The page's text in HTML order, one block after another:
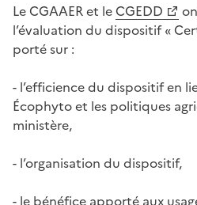
Le CGAAER et le CGEDD
l’évaluation du dispositif «
porté sur :
- l’efficience du dispositif en
Écophyto et les politiques
ministère,
- l’organisation du dispositif,
- le bénéfice apporté aux